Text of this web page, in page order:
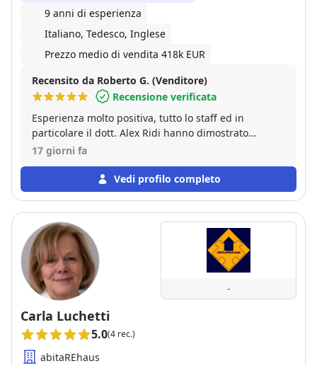
9 anni di esperienza
Italiano, Tedesco, Inglese
Prezzo medio di vendita 418k EUR
Recensito da Roberto G. (Venditore)
Recensione verificata
Esperienza molto positiva, tutto lo staff ed in
particolare il dott. Alex Ridi hanno dimostrato
assoluta competenza, disponibilità e cordialità nella
abbiamo acquistato e contestualmente venduto il
nostro appartamento, oltre alla professionalità
l'attenzione dimostrata verso le esigenze del cliente.
In poche parole...molto soddisfatti!!
17 giorni fa
Vedi profilo completo
-
Carla Luchetti
5.0(4 rec.)
abitaREhaus